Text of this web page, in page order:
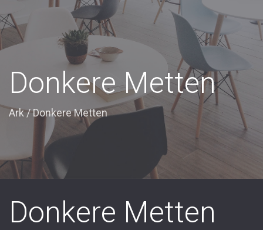
Donkere Metten
Ark/Donkere Metten
Donkere Metten